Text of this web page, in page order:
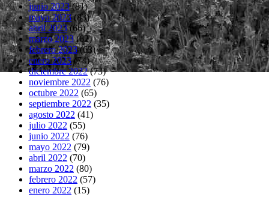
junio 2023(81)
mayo 2023(83)
abril 2023(66)
marzo 2023(62)
febrero 2023(63)
enero 2023(74)
diciembre 2022(73)
noviembre 2022 (76)
octubre 2022 (65)
septiembre 2022 (35)
agosto 2022 (41)
julio 2022 (55)
junio 2022 (76)
mayo 2022 (79)
abril 2022 (70)
marzo 2022 (80)
febrero 2022 (57)
enero 2022 (15)